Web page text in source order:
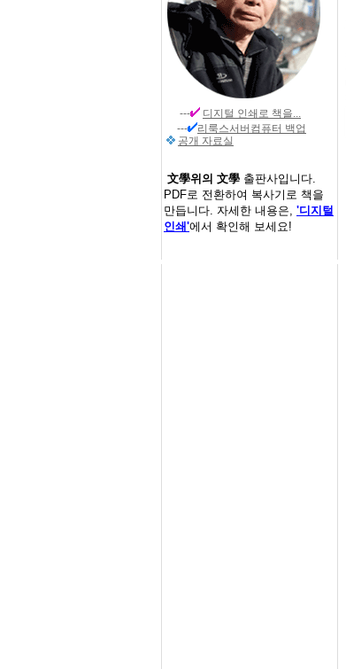
--- 디지털 인쇄 로 책을...
---
리룩스서버컴퓨터 백업
공개 자료실
文學위의 文學 출판사입니다.
PDF로 전환하여 복사기로 책을
만듭니다. 자세한 내용은, '디지털
인쇄'에서 확인해 보세요!